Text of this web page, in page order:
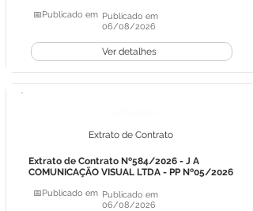
📅Publicado em Publicado em
06/08/2026
Ver detalhes
Extrato de Contrato
Extrato de Contrato Nº584/2026 - J A
COMUNICAÇÃO VISUAL LTDA - PP Nº05/2026
📅Publicado em Publicado em
06/08/2026